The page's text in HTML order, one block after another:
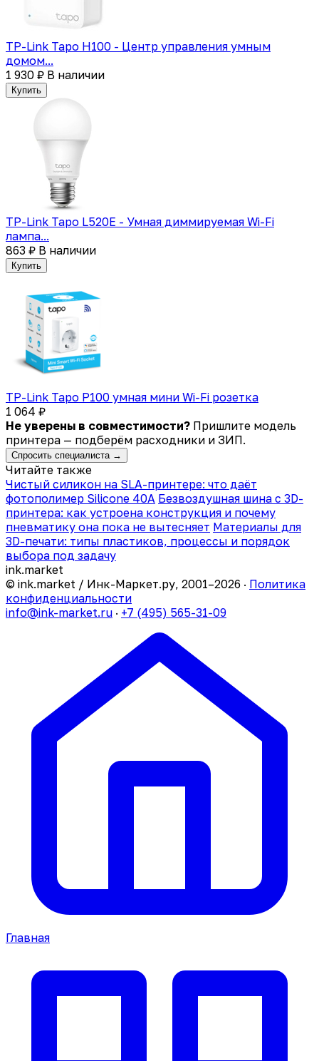
TP-Link Tapo H100 - Центр управления умным
домом...
1 930 ₽ В наличии
Купить
TP-Link Tapo L520E - Умная диммируемая Wi-Fi
лампа...
863 ₽ В наличии
Купить
TP-Link Tapo P100 умная мини Wi-Fi розетка
1 064 ₽
Не уверены в совместимости? Пришлите модель
принтера — подберём расходники и ЗИП.
Спросить специалиста →
Читайте также
Чистый силикон на SLA-принтере: что даёт
фотополимер Silicone 40A Безвоздушная шина с 3D-
принтера: как устроена конструкция и почему
пневматику она пока не вытесняет Материалы для
3D-печати: типы пластиков, процессы и порядок
выбора под задачу
ink.market
© ink.market / Инк-Маркет.ру, 2001–2026 · Политика
конфиденциальности
info@ink-market.ru · +7 (495) 565-31-09
Главная